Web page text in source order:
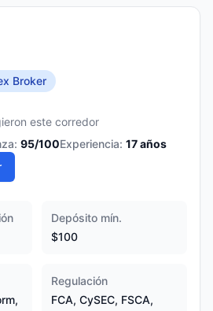
Broker
este corredor
95/100Experiencia: 17años
Depósito mín.
$100
Regulación
FCA, CySEC, FSCA,